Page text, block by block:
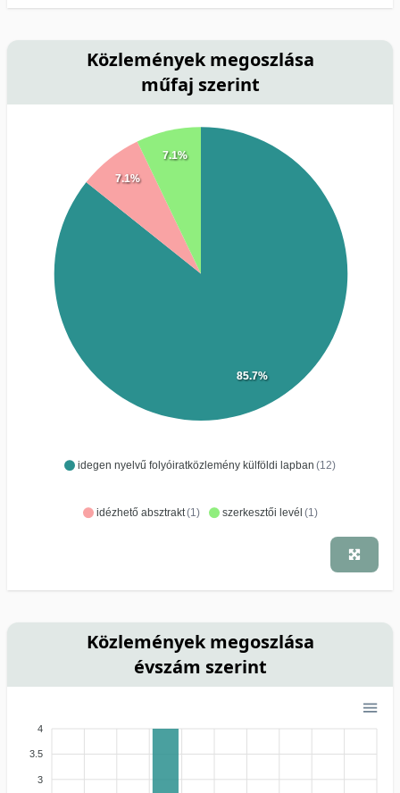
Közlemények megoszlása
műfaj szerint
idegen nyelvű folyóiratközlemény külföldi lapban (12)
idézhető absztrakt(1) szerkesztői levél (1)
85.7%
7.1%
7.1%
Közlemények megoszlása
évszám szerint
4
3.5
3